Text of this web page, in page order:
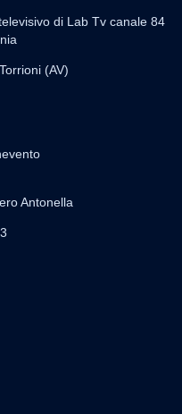
di Lab Tv canale 84
(AV)
Antonella